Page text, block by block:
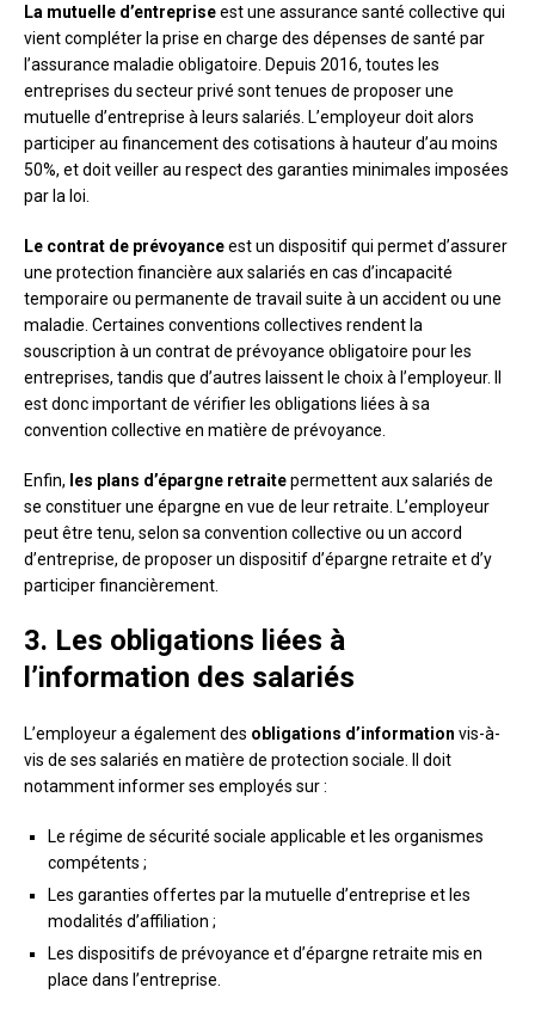
La mutuelle d’entrepriseest une assurance santé collective qui
vient compléter la prise en charge des dépenses de santé par
l’assurance maladie obligatoire. Depuis 2016, toutes les
entreprises du secteur privé sont tenues de proposer une
mutuelle d’entreprise à leurs salariés. L’employeur doit alors
participer au financement des cotisations à hauteur d’au moins
50%, et doit veiller au respect des garanties minimales imposées
par la loi.
Le contrat de prévoyanceest un dispositif qui permet d’assurer
une protection financière aux salariés en cas d’incapacité
temporaire ou permanente de travail suite à un accident ou une
maladie. Certaines conventions collectives rendent la
souscription à un contrat de prévoyance obligatoire pour les
entreprises, tandis que d’autres laissent le choix à l’employeur. Il
est donc important de vérifier les obligations liées à sa
convention collective en matière de prévoyance.
Enfin, les plans d’épargne retraitepermettent aux salariés de
se constituer une épargne en vue de leur retraite. L’employeur
peut être tenu, selon sa convention collective ou un accord
d’entreprise, de proposer un dispositif d’épargne retraite et d’y
participer financièrement.
3. Les obligations liées à
l’information des salariés
L’employeur a également des obligations d’information vis-à-
vis de ses salariés en matière de protection sociale. Il doit
notamment informer ses employés sur :
Le régime de sécurité sociale applicable et les organismes
compétents ;
Les garanties offertes par la mutuelle d’entreprise et les
modalités d’affiliation ;
Les dispositifs de prévoyance et d’épargne retraite mis en
place dans l’entreprise.